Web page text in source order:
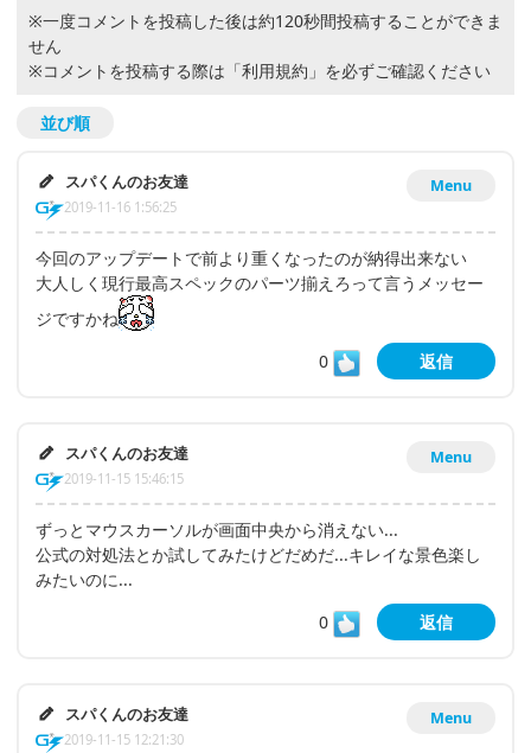
※一度コメントを投稿した後は約120秒間投稿することができま
せん
※コメントを投稿する際は 「利用規約」 を必ずご確認ください
並び順
Menu
スパくんのお友達
2019-11-16 1:56:25
今回のアップデートで前より重くなったのが納得出来ない
大人しく現行最高スペックのパーツ揃えろって言うメッセー
ジですかね
0
返信
Menu
スパくんのお友達
2019-11-15 15:46:15
ずっとマウスカーソルが画面中央から消えない...
公式の対処法とか試してみたけどだめだ...キレイな景色楽し
みたいのに...
0
返信
Menu
スパくんのお友達
2019-11-15 12:21:30